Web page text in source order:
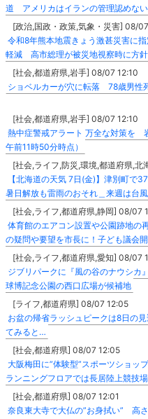
道 アメリカはイランの管理認めな
[政治,国政・政策,気象・災害] 08/07
令和8年熊本地震きょう激甚災害に
軽減 高市総理が被災地視察時に方
[社会,都道府県,岩手] 08/07 12:10
ショベルカーが穴に転落 78歳男
[社会,都道府県,岩手] 08/07 12:10
熱中症警戒アラート 万全な対策
午前11時50分時点）
[社会,ライフ,防災,環境,都道府県,北
【北海道の天気 7日(金)】津別町
暑日解放も雷雨のおそれ＿来週は台
[社会,ライフ,都道府県,静岡] 08/07
体育館のエアコン設置や公園跡地
の疑問や要望を市長に！子ども議会
[社会,ライフ,都道府県,愛知] 08/07
ジブリパークに『風の谷のナウシカ
球博記念公園の西口広場が候補地
[ライフ,都道府県] 08/07 12:05
お盆の帰省ラッシュピークは8日の
てみると…
[社会,都道府県] 08/07 12:05
大阪梅田に”体験型”スポーツショ
ランニングフロアでは長居陸上競技
[社会,都道府県] 08/07 12:01
奈良東大寺で大仏の”お身拭い” 高